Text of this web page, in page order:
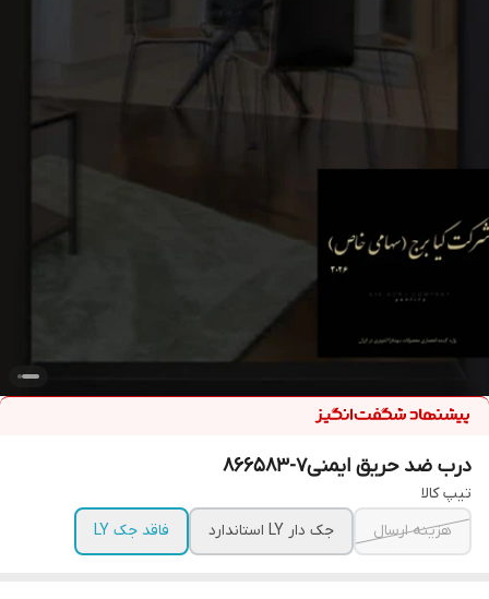
درب ضد حریق ایمنی۷-۸۶۶۵۸۳
تیپ کالا
هزینه ارسال
جک دار LY استاندارد فاقد جک LY